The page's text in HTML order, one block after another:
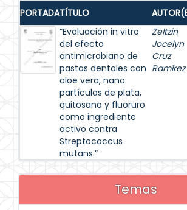
PORTADATÍTULO
“Evaluación in vitro
del efecto
antimicrobiano de
pastas dentales con
aloe vera, nano
partículas de plata,
quitosano y fluoruro
como ingrediente
activo contra
Streptococcus
mutans.”
Zeltzin
Jocelyn
Cruz
Ramírez
Temas